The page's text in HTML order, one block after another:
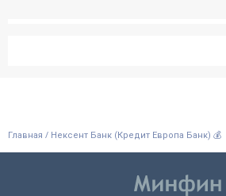
Интернет-банкинг
Главная / Нексент Банк (Кредит Европа Банк) 💰